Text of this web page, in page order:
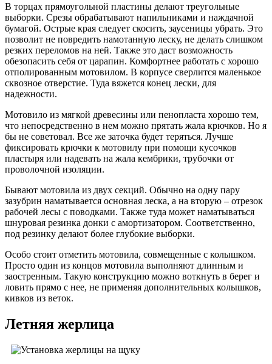
В торцах прямоугольной пластины делают треугольные
выборки. Срезы обрабатывают напильниками и наждачной
бумагой. Острые края следует скосить, заусеницы убрать. Это
позволит не повредить намотанную леску, не делать слишком
резких переломов на ней. Также это даст возможность
обезопасить себя от царапин. Комфортнее работать с хорошо
отполированным мотовилом. В корпусе сверлится маленькое
сквозное отверстие. Туда вяжется конец лески, для
надежности.
Мотовило из мягкой древесины или пенопласта хорошо тем,
что непосредственно в нем можно прятать жала крючков. Но я
бы не советовал. Все же заточка будет теряться. Лучше
фиксировать крючки к мотовилу при помощи кусочков
пластыря или надевать на жала кембрики, трубочки от
проволочной изоляции.
Бывают мотовила из двух секций. Обычно на одну пару
зазубрин наматывается основная леска, а на вторую – отрезок
рабочей лесы с поводками. Также туда может наматываться
шнуровая резинка донки с амортизатором. Соответственно,
под резинку делают более глубокие выборки.
Особо стоит отметить мотовила, совмещенные с колышком.
Просто один из концов мотовила выполняют длинным и
заостренным. Такую конструкцию можно воткнуть в берег и
ловить прямо с нее, не применяя дополнительных колышков,
кивков из веток.
Летняя жерлица